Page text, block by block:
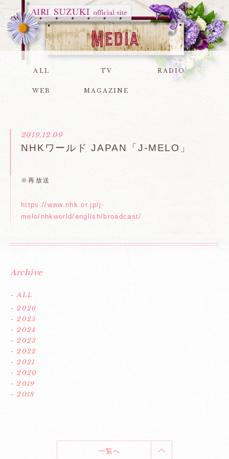
ALL TV RADIO
WEB MAGAZINE
2019.12.09
NHKワールド JAPAN「J-MELO」
※再放送
https://www.nhk.or.jp/j-
melo/nhkworld/english/broadcast/
Archive
- ALL
- 2026
- 2025
- 2024
- 2023
- 2022
- 2021
- 2020
- 2019
- 2018
一覧へ